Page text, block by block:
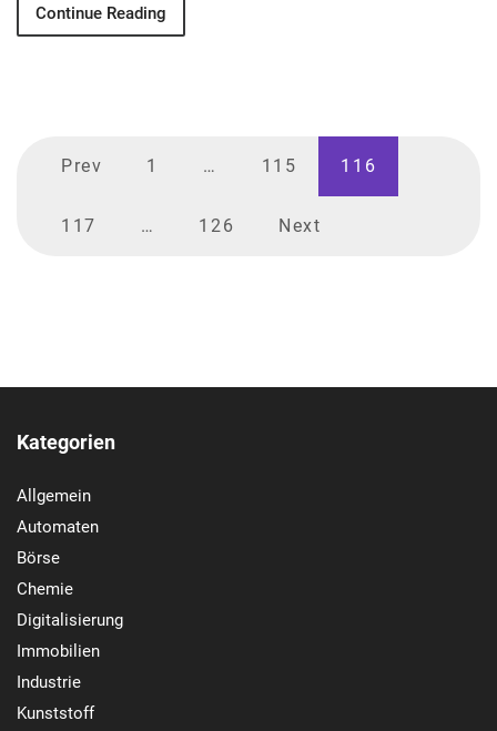
Continue Reading
Prev 1 … 115 116
117 … 126 Next
Kategorien
Allgemein
Automaten
Börse
Chemie
Digitalisierung
Immobilien
Industrie
Kunststoff